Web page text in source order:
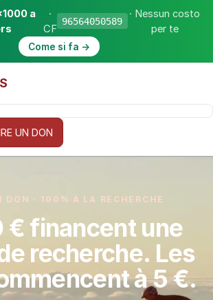
a
·
CF
96564050589
· Nessun costo
per te
Come si fa →
UN DON
DON · 100% À LA RECHERCHE
€ financent une
recherche. Les
à 5 €.